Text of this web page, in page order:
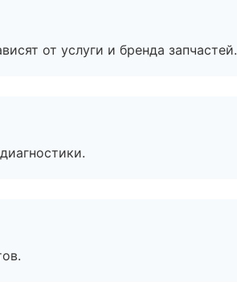
от услуги и бренда запчастей.